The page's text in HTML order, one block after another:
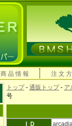
商 品 情 報 注 文
トップ- 通販トップ- ア
号
ＩＤ